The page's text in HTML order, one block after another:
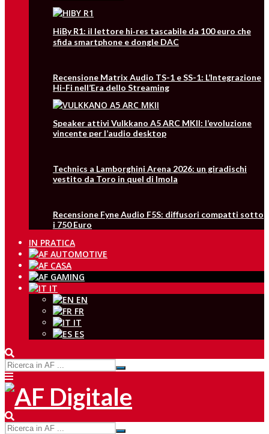
HiBy R1: il lettore hi‑res tascabile da 100 euro che
sfida smartphone e dongle DAC
Recensione Matrix Audio TS-1 e SS-1: L’Integrazione
Hi-Fi nell’Era dello Streaming
Speaker attivi Vulkkano A5 ARC MKII: l’evoluzione
vincente per l’audio desktop
Technics a Lamborghini Arena 2026: un giradischi
vestito da Toro in quel di Imola
Recensione Fyne Audio F5S: diffusori compatti sotto
i 750 Euro
IN PRATICA
IT
EN
FR
IT
ES